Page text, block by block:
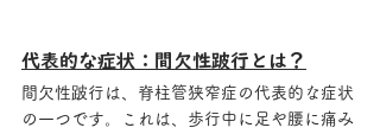
代表的な症状：間欠性跛行とは？
間欠性跛行は、脊柱管狭窄症の代表的な症状
の一つです。これは、歩行中に足や腰に痛み